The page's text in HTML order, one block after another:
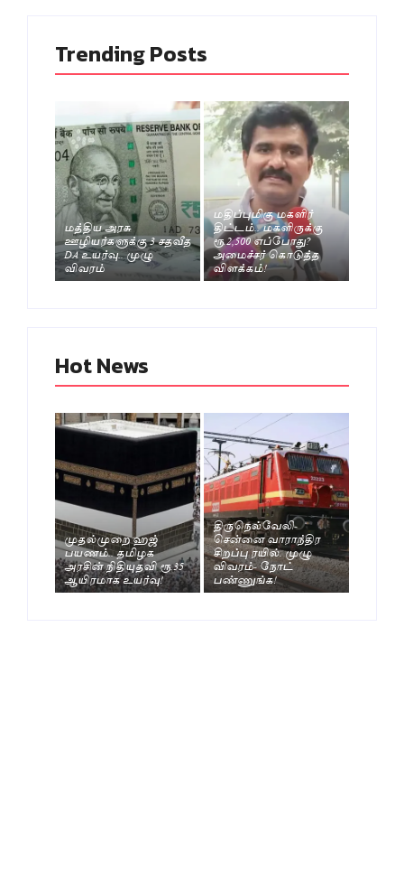
Trending Posts
மத்திய அரசு
ஊழியர்களுக்கு 3 சதவீத
DA உயர்வு.. முழு
விவரம்
மதிப்புமிகு மகளிர்
திட்டம்.. மகளிருக்கு
ரூ.2,500 எப்போது?
அமைச்சர் கொடுத்த
விளக்கம்!
Hot News
முதல்முறை ஹஜ்
பயணம்.. தமிழக
அரசின் நிதியுதவி ரூ.35
ஆயிரமாக உயர்வு!
திருநெல்வேலி-
சென்னை வாராந்திர
சிறப்பு ரயில். முழு
விவரம்- நோட்
பண்ணுங்க!